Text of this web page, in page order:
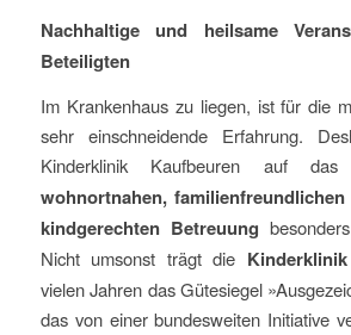
Nachhaltige und heilsame
Beteiligten
Im Krankenhaus zu liegen, ist für die
sehr einschneidende Erfahrung.
Kinderklinik Kaufbeuren auf das
wohnortnahen,
kindgerechten Betreuung
Nicht umsonst trägt die
vielen Jahren das Gütesiegel
das von einer bundesweiten Initiative